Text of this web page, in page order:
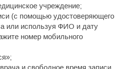
учреждение;
(с помощью удостоверяющего
или используя ФИО и дату
номер мобильного
и свободное время записи